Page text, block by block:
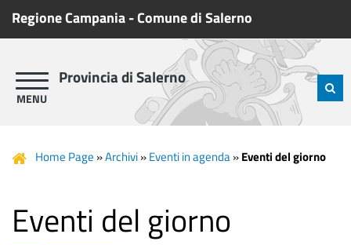
Regione Campania-Comune di Salerno
Provincia di Salerno
Home Page »Archivi»Eventi in agenda»Eventi del giorno
Eventi del giorno